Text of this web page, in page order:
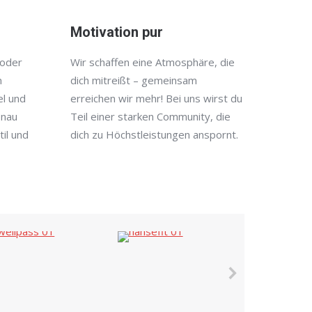
und
und
Motivation pur
Wir schaffen eine Atmosphäre, die
dich mitreißt – gemeinsam
erreichen wir mehr! Bei uns wirst du
Teil einer starken Community, die
dich zu Höchstleistungen anspornt.